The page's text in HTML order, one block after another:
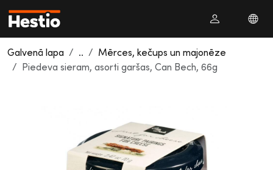
Galvenā lapa ..
Mērces, kečups un majonēze
Piedeva sieram, asorti garšas, Can Bech, 66g